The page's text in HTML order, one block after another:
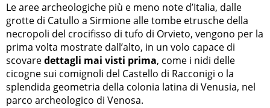
Le aree archeologiche più e meno note d’Italia, dalle
grotte di Catullo a Sirmione alle tombe etrusche della
necropoli del crocifisso di tufo di Orvieto, vengono per la
prima volta mostrate dall’alto, in un volo capace di
scovaredettagli mai visti prima, come i nidi delle
cicogne sui comignoli del Castello di Racconigi o la
splendida geometria della colonia latina di Venusia, nel
parco archeologico di Venosa.